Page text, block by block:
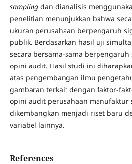
sampling dan dianalisis
penelitian menunjukkan bahwa
ukuran perusahaan berpengaruh
publik. Berdasarkan hasil uji
secara bersama-sama
opini audit. Hasil studi ini
atas pengembangan ilmu
gambaran terkait dengan faktor-
opini audit perusahaan manufaktur
dikembangkan menjadi riset baru
variabel lainnya.
References